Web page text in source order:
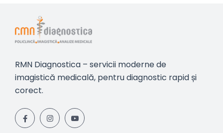
RMN Diagnostica – servicii moderne de
imagistică medicală, pentru diagnostic rapid și
corect.